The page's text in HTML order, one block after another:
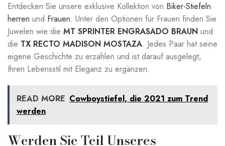
Entdecken Sie unsere exklusive Kollektion von Biker-Stiefeln
herren und Frauen. Unter den Optionen für Frauen finden Sie
Juwelen wie die MT SPRINTER ENGRASADO BRAUN und
die TX RECTO MADISON MOSTAZA. Jedes Paar hat seine
eigene Geschichte zu erzählen und ist darauf ausgelegt,
Ihren Lebensstil mit Eleganz zu ergänzen.
READ MORE Cowboystiefel, die 2021 zum Trend
werden
Werden Sie Teil Unseres